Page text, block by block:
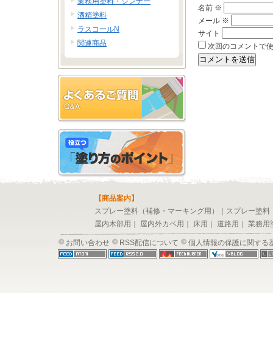
名前 ※
メール ※
サイト
次回のコメントで
酒精塗料
ラスコールN
関連商品
【商品案内】
スプレー塗料（補修・マーキング用）
スプレー塗料
屋内木部用
屋内外カベ用 床用 道路用 業務用
お問い合わせ RSS配信について 個人情報の保護に関する